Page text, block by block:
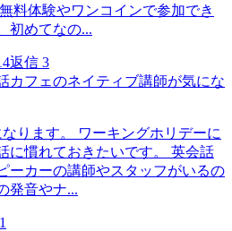
料体験やワンコインで参加でき
初めてなの...
返信 3
カフェのネイティブ講師が気にな
ります。 ワーキングホリデーに
に慣れておきたいです。 英会話
ーカーの講師やスタッフがいるの
発音やナ...
1